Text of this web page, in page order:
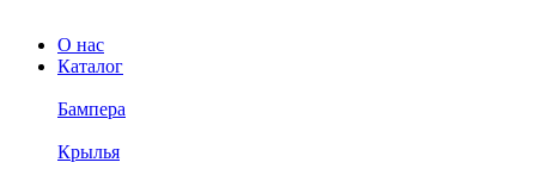
О нас
Каталог
Бампера
Крылья